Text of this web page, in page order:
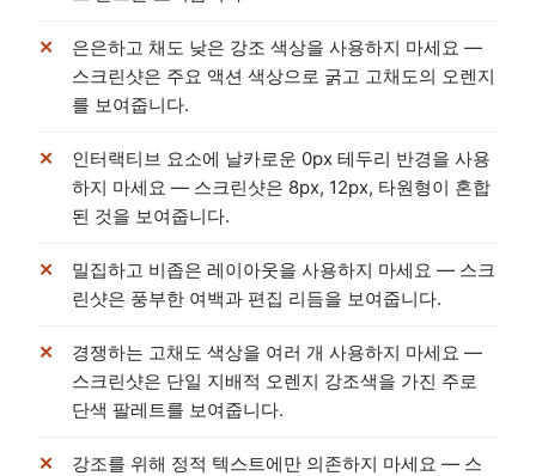
은은하고 채도 낮은 강조 색상을 사용하지 마세요 —
스크린샷은 주요 액션 색상으로 굵고 고채도의 오렌지
를 보여줍니다.
인터랙티브 요소에 날카로운 0px 테두리 반경을 사용
하지 마세요 — 스크린샷은 8px, 12px, 타원형이 혼합
된 것을 보여줍니다.
밀집하고 비좁은 레이아웃을 사용하지 마세요 — 스크
린샷은 풍부한 여백과 편집 리듬을 보여줍니다.
경쟁하는 고채도 색상을 여러 개 사용하지 마세요 —
스크린샷은 단일 지배적 오렌지 강조색을 가진 주로
단색 팔레트를 보여줍니다.
강조를 위해 정적 텍스트에만 의존하지 마세요 — 스